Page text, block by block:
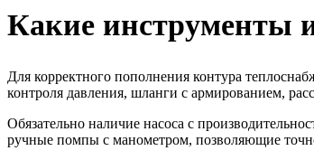
Какие инструменты
Для корректного пополнения контура
контроля давления, шланги с армированием,
Обязательно наличие насоса с
ручные помпы с манометром, позволяющие